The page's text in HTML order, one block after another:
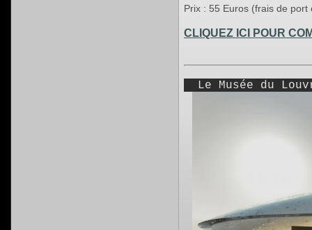
Prix : 55 Euros (frais de port
CLIQUEZ ICI POUR
Le Musée du